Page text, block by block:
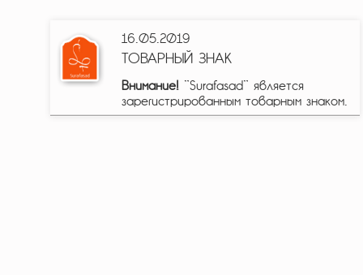
16.05.2019
ТОВАРНЫЙ ЗНАК
Внимание! "Surafasad" является
зарегистрированным товарным знаком.